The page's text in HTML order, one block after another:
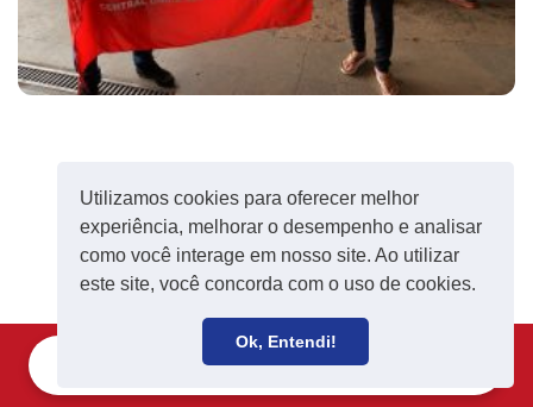
Utilizamos cookies para oferecer melhor
experiência, melhorar o desempenho e analisar
como você interage em nosso site. Ao utilizar
este site, você concorda com o uso de cookies.
Ok, Entendi!
Receba notícias